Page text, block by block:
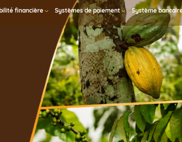
financière Systèmes de paiement Système